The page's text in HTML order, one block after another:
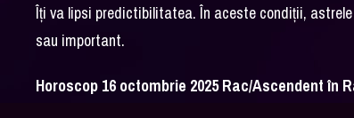
Îți va lipsi predictibilitatea. În aceste condiții,
sau important.
Horoscop 16 octombrie 2025 Rac/Ascendent în